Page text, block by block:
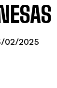
02/2025